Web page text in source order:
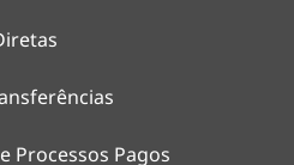
Processos Pagos